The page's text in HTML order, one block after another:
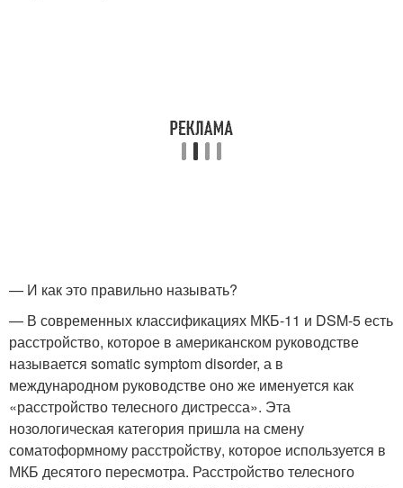
— И как это правильно называть?
— В современных классификациях МКБ-11 и DSM-5 есть
расстройство, которое в американском руководстве
называется somatic symptom disorder, а в
международном руководстве оно же именуется как
«расстройство телесного дистресса». Эта
нозологическая категория пришла на смену
соматоформному расстройству, которое используется в
МКБ десятого пересмотра. Расстройство телесного